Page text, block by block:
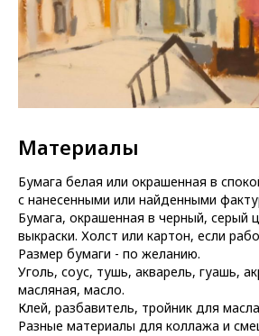
Материалы
Бумага белая или окрашенная в
с нанесенными или найденными
Бумага, окрашенная в черный, серый
выкраски. Холст или картон, если
Размер бумаги - по желанию.
Уголь, соус, тушь, акварель, гуашь,
масляная, масло.
Клей, разбавитель, тройник для
Разные материалы для коллажа и